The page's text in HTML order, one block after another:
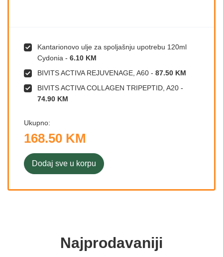
Kantarionovo ulje za spoljašnju upotrebu 120ml
Cydonia - 6.10 KM
BIVITS ACTIVA REJUVENAGE, A60 - 87.50 KM
BIVITS ACTIVA COLLAGEN TRIPEPTID, A20 -
74.90 KM
Ukupno:
168.50 KM
Dodaj sve u korpu
Najprodavaniji